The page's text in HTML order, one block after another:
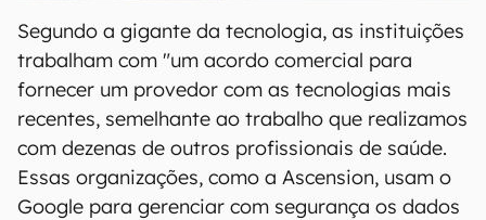
Segundo a gigante da tecnologia, as instituições
trabalham com "um acordo comercial para
fornecer um provedor com as tecnologias mais
recentes, semelhante ao trabalho que realizamos
com dezenas de outros profissionais de saúde.
Essas organizações, como a Ascension, usam o
Google para gerenciar com segurança os dados